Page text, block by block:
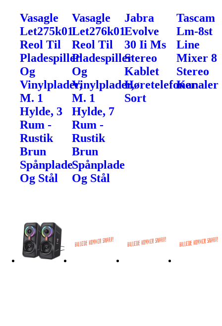
Vasagle
Let275k01
Reol Til
Pladespiller
Og
Vinylplader,
M. 1
Hylde, 3
Rum -
Rustik
Brun
Spånplade
Og Stål
Vasagle
Let276k01
Reol Til
Pladespiller
Og
Vinylplader,
M. 1
Hylde, 7
Rum -
Rustik
Brun
Spånplade
Og Stål
Jabra
Evolve
30 Ii Ms
Stereo
Kablet
Høretelefoner
Sort
Tascam
Lm-8st
Line
Mixer 8
Stereo
Kanaler